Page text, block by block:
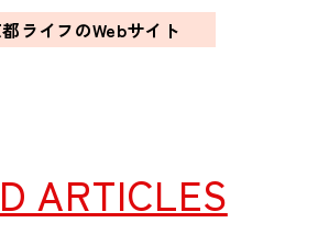
ライフのWebサイト
ARTICLES